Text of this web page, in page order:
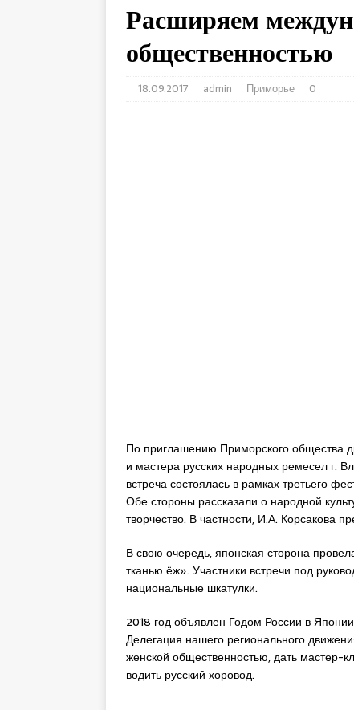
Расширяем
общественностью
18.09.2017 admin Приморье 0
По приглашению Приморского
и мастера русских народных ремесел г.
встреча состоялась в рамках третьего
Обе стороны рассказали о народной
творчество. В частности, И.А. Корсакова
В свою очередь, японская сторона
тканью ёж». Участники встречи под
национальные шкатулки.
2018 год объявлен Годом России в
Делегация нашего регионального
женской общественностью, дать мастер-
водить русский хоровод.